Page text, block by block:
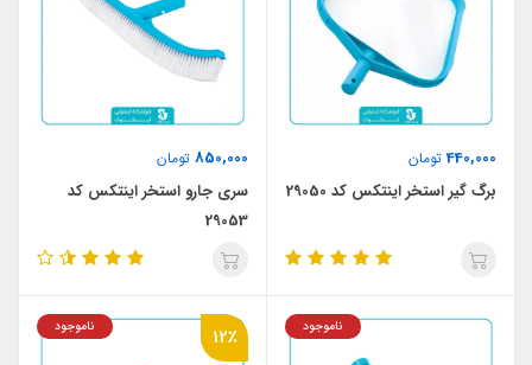
440,000تومان
برگ گیر استخر اینتکس کد 29050
850,000 تومان
سری جارو استخر اینتکس کد
29053
ناموجود 12٪ ناموجود